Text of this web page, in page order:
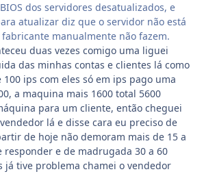
dos servidores desatualizados, e
atualizar diz que o servidor não está
manualmente não fazem.
duas vezes comigo uma liguei
das minhas contas e clientes lá como
ips com eles só em ips pago uma
a maquina mais 1600 total 5600
para um cliente, então cheguei
lá e disse cara eu preciso de
de hoje não demoram mais de 15 a
e de madrugada 30 a 60
já tive problema chamei o vendedor